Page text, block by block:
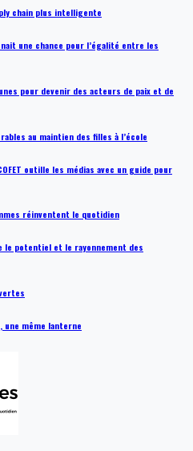
chain plus intelligente
une chance pour l’égalité entre les
pour devenir des acteurs de paix et de
au maintien des filles à l’école
outille les médias avec un guide pour
réinventent le quotidien
le potentiel et le rayonnement des
une même lanterne